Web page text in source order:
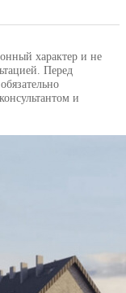
характер и не
Перед
и